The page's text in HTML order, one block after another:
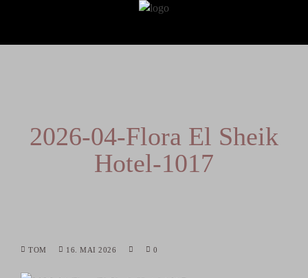
2026-04-Flora El Sheik
Hotel-1017
TOM 16. MAI 2026 0